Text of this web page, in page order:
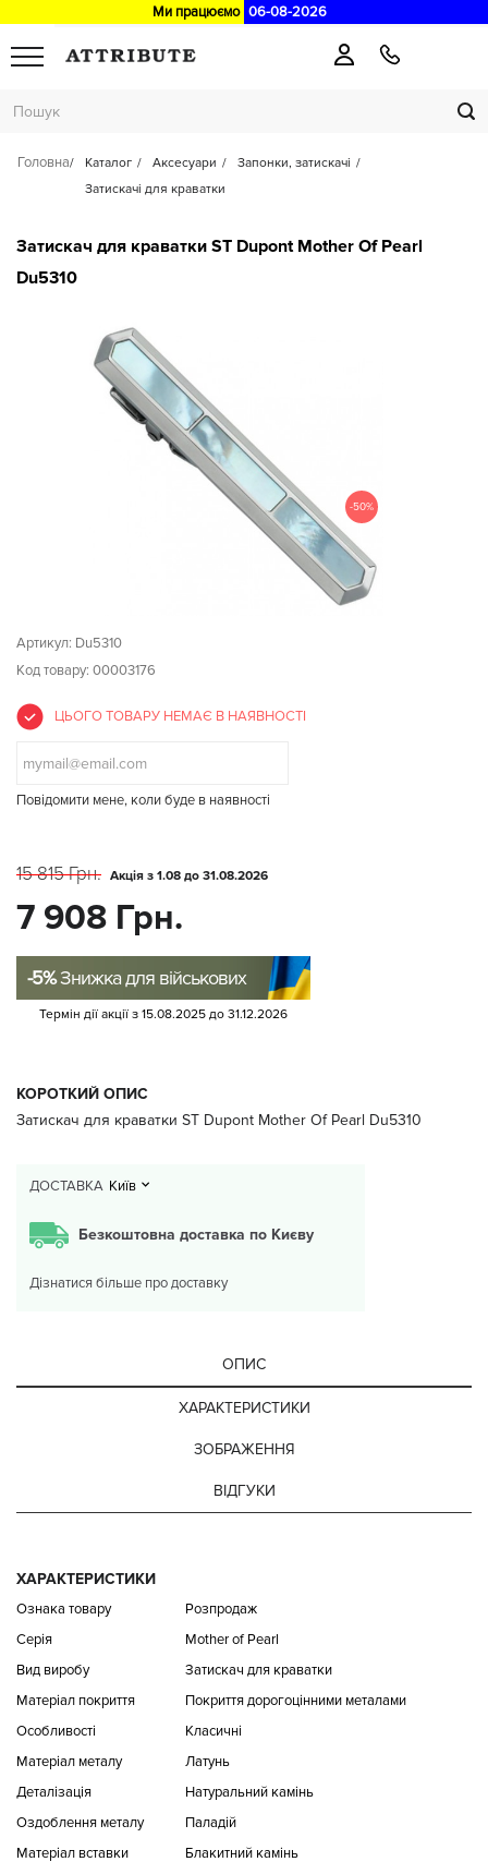
Ми працюємо 06-08-2026
Головна Каталог Аксесуари
Запонки, затискачі
Затискачі для краватки
Затискач для краватки ST Dupont Mother Of Pearl
Du5310
-50%
Артикул: Du5310
Код товару: 00003176
ЦЬОГО ТОВАРУ НЕМАЄ В НАЯВНОСТІ
Повідомити мене, коли буде в наявності
15 815 Грн. Акція з 1.08 до 31.08.2026
7 908 Грн.
-5%Знижка для військових
Термін дії акції з 15.08.2025 до 31.12.2026
КОРОТКИЙ ОПИС
Затискач для краватки ST Dupont Mother Of Pearl Du5310
ДОСТАВКА Київ
Безкоштовна доставка по Києву
Дізнатися більше про доставку
ОПИС
ХАРАКТЕРИСТИКИ
ЗОБРАЖЕННЯ
ВІДГУКИ
ХАРАКТЕРИСТИКИ
Ознака товару
Розпродаж
Серія
Mother of Pearl
Вид виробу
Затискач для краватки
Матеріал покриття
Покриття дорогоцінними металами
Особливості
Класичні
Матеріал металу
Латунь
Деталізація
Натуральний камінь
Оздоблення металу
Паладій
Матеріал вставки
Блакитний камінь